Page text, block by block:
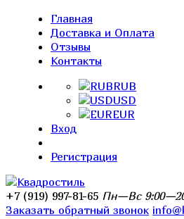
Главная
Доставка и Оплата
Отзывы
Контакты
RUB
USD
EUR
Вход
Регистрация
+7 (919) 997-81-65 Пн—Вс
Заказать обратный звонок